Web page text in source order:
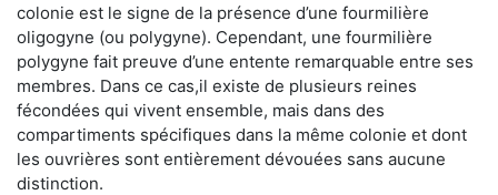
colonie est le signe de la présence d’une fourmilière
oligogyne (ou polygyne). Cependant, une fourmilière
polygyne fait preuve d’une entente remarquable entre ses
membres. Dans ce cas,il existe de plusieurs reines
fécondées qui vivent ensemble, mais dans des
compartiments spécifiques dans la même colonie et dont
les ouvrières sont entièrement dévouées sans aucune
distinction.